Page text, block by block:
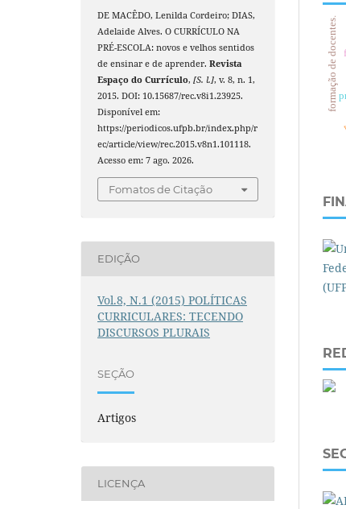
DE MACÊDO, Lenilda Cordeiro; DIAS,
Adelaide Alves. O CURRÍCULO NA
PRÉ-ESCOLA: novos e velhos sentidos
de ensinar e de aprender.Revista
Espaço do Currículo,[S. l.], v. 8, n. 1,
2015. DOI: 10.15687/rec.v8i1.23925.
Disponível em:
https://periodicos.ufpb.br/index.php/r
ec/article/view/rec.2015.v8n1.101118.
Acesso em: 7 ago. 2026.
Fomatos de Citação
EDIÇÃO
Vol.8, N.1 (2015) POLÍTICAS
CURRICULARES: TECENDO
DISCURSOS PLURAIS
SEÇÃO
Artigos
LICENÇA
formação de docentes.